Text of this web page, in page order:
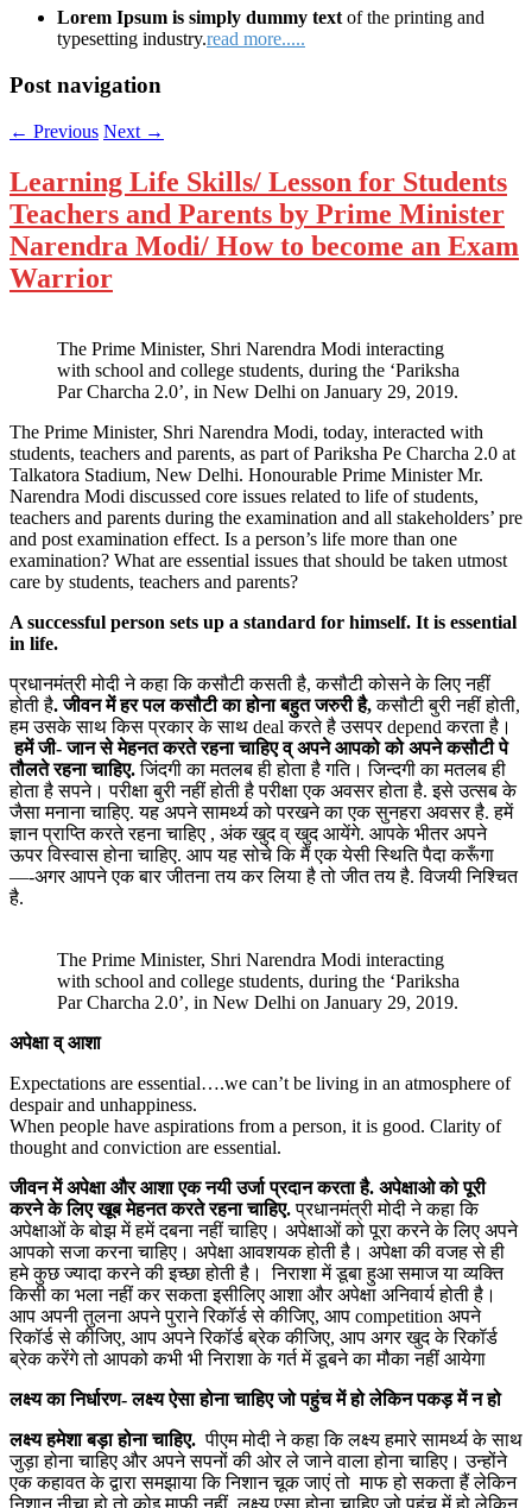
Lorem Ipsum is simply dummy text of the printing and
typesetting industry.read more.....
Post navigation
← Previous Next →
Learning Life Skills/ Lesson for Students
Teachers and Parents by Prime Minister
Narendra Modi/ How to become an Exam
Warrior
The Prime Minister, Shri Narendra Modi interacting
with school and college students, during the ‘Pariksha
Par Charcha 2.0’, in New Delhi on January 29, 2019.
The Prime Minister, Shri Narendra Modi, today, interacted with
students, teachers and parents, as part of Pariksha Pe Charcha 2.0 at
Talkatora Stadium, New Delhi. Honourable Prime Minister Mr.
Narendra Modi discussed core issues related to life of students,
teachers and parents during the examination and all stakeholders’ pre
and post examination effect. Is a person’s life more than one
examination? What are essential issues that should be taken utmost
care by students, teachers and parents?
A successful person sets up a standard for himself. It is essential
in life.
प्रधानमंत्री मोदी ने कहा कि कसौटी कसती है, कसौटी कोसने के लिए नहीं
होती है. जीवन में हर पल कसौटी का होना बहुत जरुरी है,कसौटी बुरी नहीं होती,
हम उसके साथ किस प्रकार के साथ deal करते है उसपर depend करता है।
हमें जी- जान से मेहनत करते रहना चाहिए व् अपने आपको को अपने कसौटी पे
तौलते रहना चाहिए.जिंदगी का मतलब ही होता है गति। जिन्दगी का मतलब ही
होता है सपने। परीक्षा बुरी नहीं होती है परीक्षा एक अवसर होता है. इसे उत्सब के
जैसा मनाना चाहिए. यह अपने सामर्थ्य को परखने का एक सुनहरा अवसर है. हमें
ज्ञान प्राप्ति करते रहना चाहिए , अंक खुद व् खुद आयेंगे. आपके भीतर अपने
ऊपर विस्वास होना चाहिए. आप यह सोचे कि मैं एक येसी स्थिति पैदा करूँगा
—-अगर आपने एक बार जीतना तय कर लिया है तो जीत तय है. विजयी निश्चित
है.
The Prime Minister, Shri Narendra Modi interacting
with school and college students, during the ‘Pariksha
Par Charcha 2.0’, in New Delhi on January 29, 2019.
अपेक्षा व् आशा
Expectations are essential….we can’t be living in an atmosphere of
despair and unhappiness.
When people have aspirations from a person, it is good. Clarity of
thought and conviction are essential.
जीवन में अपेक्षा और आशा एक नयी उर्जा प्रदान करता है. अपेक्षाओ को पूरी
करने के लिए खूब मेहनत करते रहना चाहिए.प्रधानमंत्री मोदी ने कहा कि
अपेक्षाओं के बोझ में हमें दबना नहीं चाहिए। अपेक्षाओं को पूरा करने के लिए अपने
आपको सजा करना चाहिए। अपेक्षा आवशयक होती है। अपेक्षा की वजह से ही
हमे कुछ ज्यादा करने की इच्छा होती है।
निराशा में डूबा हुआ समाज या व्यक्ति
किसी का भला नहीं कर सकता इसीलिए आशा और अपेक्षा अनिवार्य होती है।
आप अपनी तुलना अपने पुराने रिकॉर्ड से कीजिए, आप competition अपने
रिकॉर्ड से कीजिए, आप अपने रिकॉर्ड ब्रेक कीजिए, आप अगर खुद के रिकॉर्ड
ब्रेक करेंगे तो आपको कभी भी निराशा के गर्त में डूबने का मौका नहीं आयेगा
लक्ष्य का निर्धारण- लक्ष्यऐसा होना चाहिए जो पहुंच में हो लेकिन पकड़ में न हो
लक्ष्य हमेशा बड़ा होना चाहिए.पीएम मोदी ने कहा कि लक्ष्य हमारे सामर्थ्य के साथ
जुड़ा होना चाहिए और अपने सपनों की ओर ले जाने वाला होना चाहिए। उन्होंने
एक कहावत के द्वारा समझाया कि निशान चूक जाएं तो माफ हो सकता हैं लेकिन